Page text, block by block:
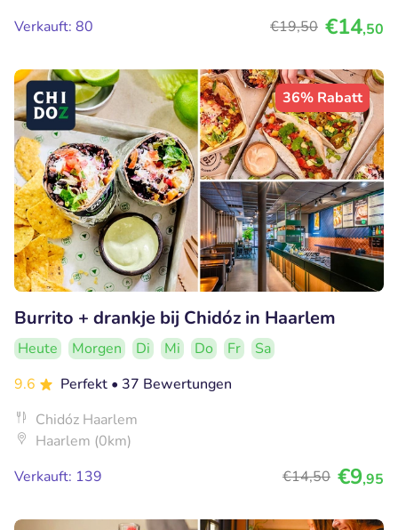
Verkauft: 80
€19,50 €14,50
36% Rabatt
Burrito + drankje bij Chidóz in Haarlem
Heute Morgen Di Mi Do Fr
Sa
9.6
Perfekt • 37 Bewertungen
Chidóz Haarlem
Haarlem (0km)
Verkauft: 139
€14,50 €9,95